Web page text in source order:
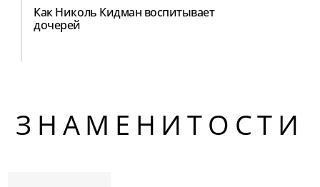
Как Николь Кидман воспитывает
дочерей
ЗНАМЕНИТОСТИ